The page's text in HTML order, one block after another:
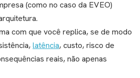
(como no caso da EVEO)
com que você replica, se de modo
latência, custo, risco de
reais, não apenas